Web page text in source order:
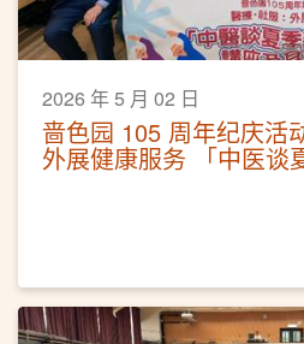
2026 年 5 月 02 日
啬色园 105 周年纪庆活
外展健康服务 「中医谈